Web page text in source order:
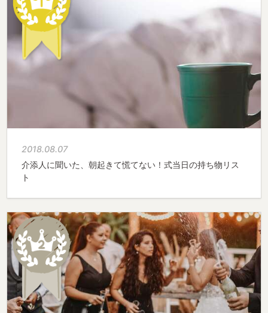
2018.08.07
介添人に聞いた、朝起きて慌てない！式当日の持ち物リス
ト